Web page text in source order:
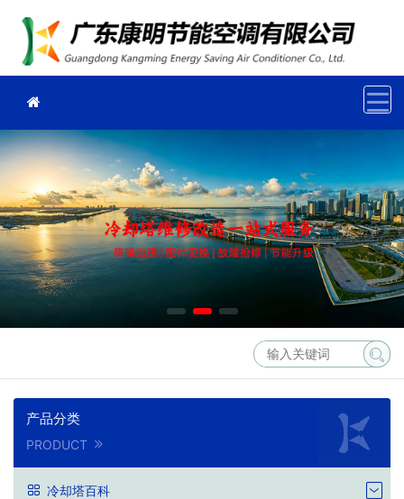
产品分类
PRODUCT
冷却塔百科